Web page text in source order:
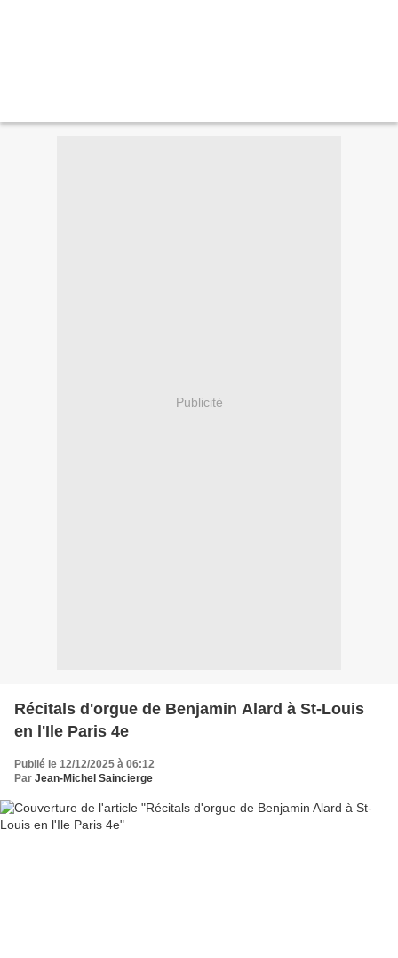
Publicité
Récitals d'orgue de Benjamin Alard à St-Louis
en l'Ile Paris 4e
Publié le 12/12/2025 à 06:12
Par Jean-Michel Saincierge